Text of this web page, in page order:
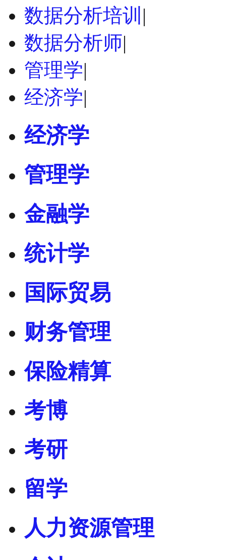
数据分析培训 |
数据分析师|
管理学|
经济学|
经济学
管理学
金融学
统计学
国际贸易
财务管理
保险精算
考博
考研
留学
人力资源管理